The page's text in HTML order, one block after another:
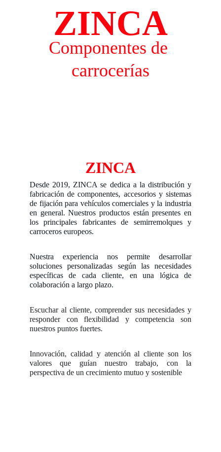
ZINCA
Componentes de
carrocerías
ZINCA
Desde 2019, ZINCA se dedica a la distribución y
fabricación de componentes, accesorios y sistemas
de fijación para vehículos comerciales y la industria
en general. Nuestros productos están presentes en
los principales fabricantes de semirremolques y
carroceros europeos.
Nuestra experiencia nos permite desarrollar
soluciones personalizadas según las necesidades
específicas de cada cliente, en una lógica de
colaboración a largo plazo.
Escuchar al cliente, comprender sus necesidades y
responder con flexibilidad y competencia son
nuestros puntos fuertes.
Innovación, calidad y atención al cliente son los
valores que guían nuestro trabajo, con la
perspectiva de un crecimiento mutuo y sostenible